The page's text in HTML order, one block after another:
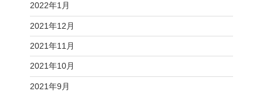
2022年1月
2021年12月
2021年11月
2021年10月
2021年9月